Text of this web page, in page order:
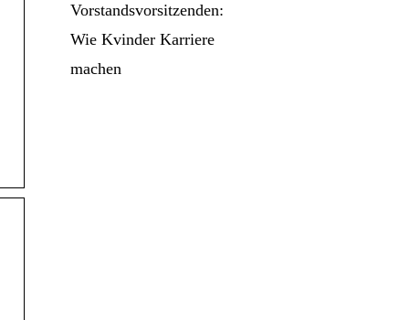
Vorstandsvorsitzenden:
Wie Kvinder Karriere
machen